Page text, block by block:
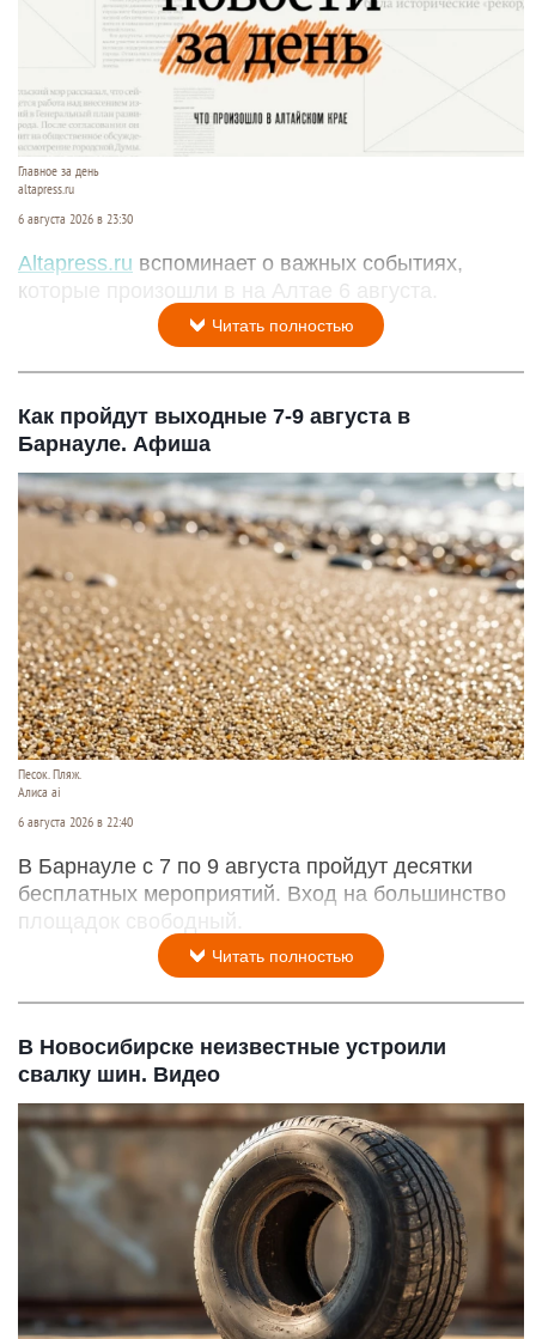
Главное за день
altapress.ru
6 августа 2026 в 23:30
Altapress.ru вспоминает о важных событиях,
которые произошли в на Алтае 6 августа.
Читать полностью
Как пройдут выходные 7-9 августа в
Барнауле. Афиша
Песок. Пляж.
Алиса ai
6 августа 2026 в 22:40
В Барнауле с 7 по 9 августа пройдут десятки
бесплатных мероприятий. Вход на большинство
площадок свободный.
Читать полностью
В Новосибирске неизвестные устроили
свалку шин. Видео